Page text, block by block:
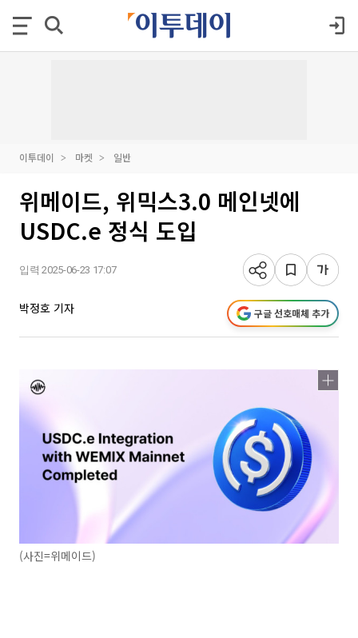
이투데이 마켓 일반
위메이드, 위믹스3.0 메인넷에
USDC.e 정식 도입
입력 2025-06-23 17:07
박정호 기자 구글 선호매체 추가
(사진=위메이드)